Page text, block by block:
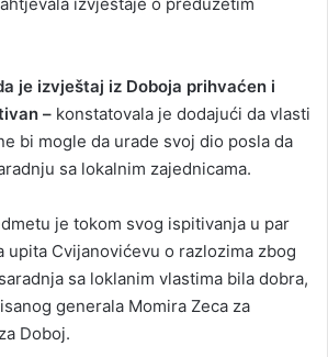
je izvještaj iz Doboja prihvaćen i
– konstatovala je dodajući da vlasti
bi mogle da urade svoj dio posla da
sa lokalnim zajednicama.
je tokom svog ispitivanja u par
upita Cvijanovićevu o razlozima zbog
sa loklanim vlastima bila dobra,
generala Momira Zeca za
Doboj.